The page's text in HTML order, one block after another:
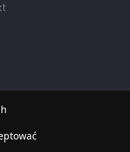
Copyright © 2022